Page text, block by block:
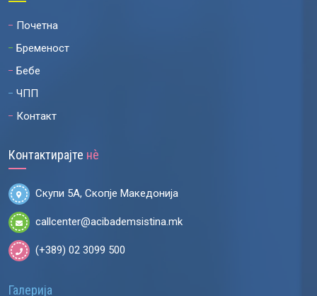
Почетна
Бременост
Бебе
ЧПП
Контакт
Контактирајте нѐ
Скупи 5А, Скопје Македонија
callcenter@acibademsistina.mk
(+389) 02 3099 500
Галерија